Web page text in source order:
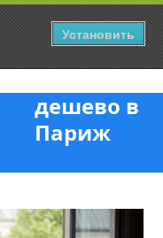
Установить
дешево в
Париж